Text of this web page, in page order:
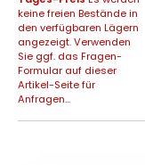
keine freien Bestände in
den verfügbaren Lägern
angezeigt. Verwenden
Sie ggf. das Fragen-
Formular auf dieser
Artikel-Seite für
Anfragen...